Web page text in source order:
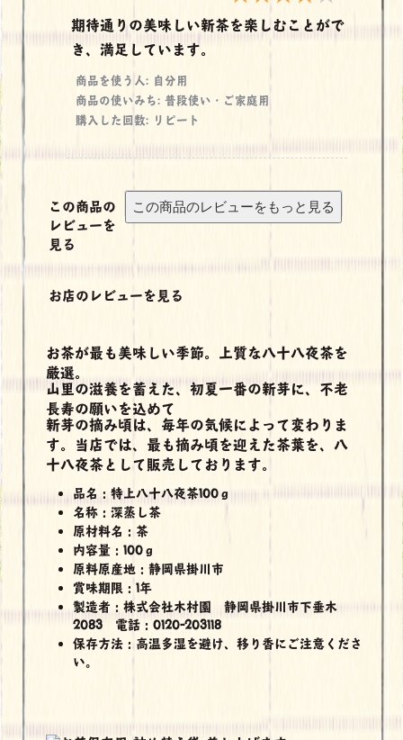
期待通りの美味しい新茶を楽しむことがで
き、満足しています。
商品を使う人: 自分用
商品の使いみち: 普段使い・ご家庭用
購入した回数: リピート
この商品の
レビューを
見る
お店のレビューを見る
お茶が最も美味しい季節。上質な八十八夜茶を
厳選。
山里の滋養を蓄えた、初夏一番の新芽に、不老
長寿の願いを込めて
新芽の摘み頃は、毎年の気候によって変わりま
す。当店では、最も摘み頃を迎えた茶葉を、八
十八夜茶として販売しております。
品名：特上八十八夜茶100ｇ
名称：深蒸し茶
原材料名：茶
内容量：100ｇ
原料原産地：静岡県掛川市
賞味期限：1年
製造者：株式会社木村園 静岡県掛川市下垂木
2083 電話：0120-203118
保存方法：高温多湿を避け、移り香にご注意くださ
い。